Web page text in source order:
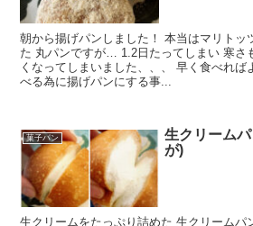
朝から揚げパンしました！ 本当はマリトッ
た 丸パンですが… 1.2日たってしまい 寒さ
くなってしまいました、、、 早く食べれば
べる為に揚げパンにする事...
菓子パン
生クリーム
が)
生クリームをたっぷり詰めた 生クリームパ